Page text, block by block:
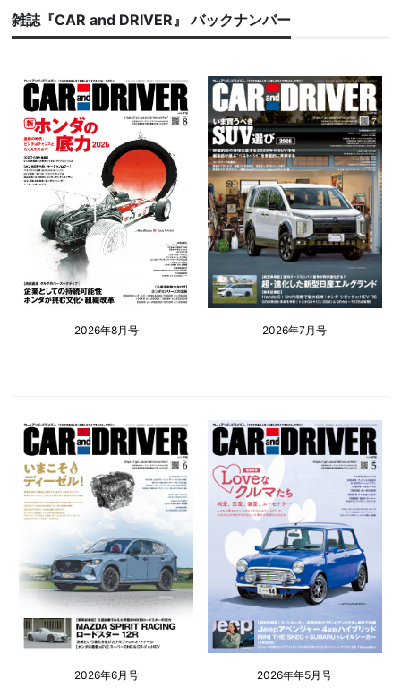
雑誌『CAR and DRIVER』 バックナンバー
2026年8月号 2026年7月号
2026年6月号 2026年年5月号